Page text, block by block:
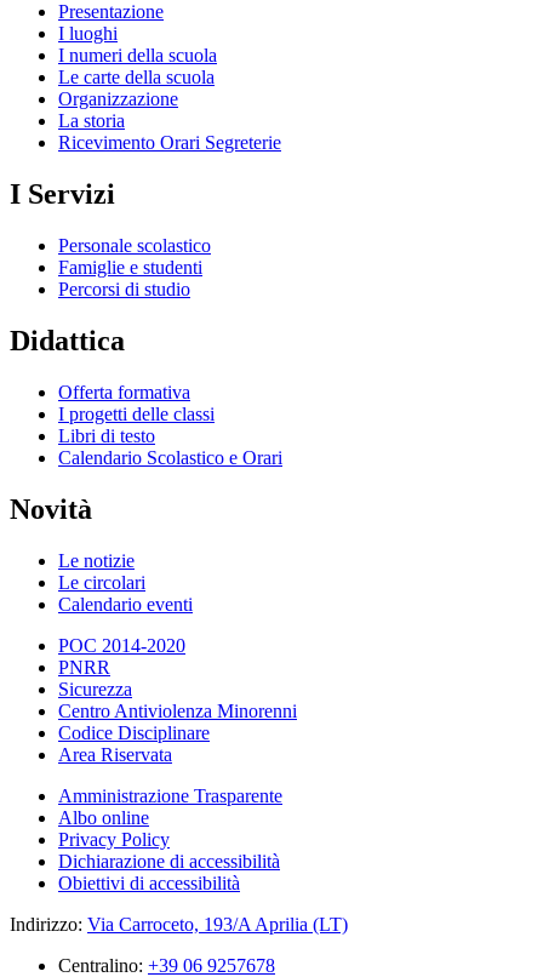
Presentazione
I luoghi
I numeri della scuola
Le carte della scuola
Organizzazione
La storia
Ricevimento Orari Segreterie
I Servizi
Personale scolastico
Famiglie e studenti
Percorsi di studio
Didattica
Offerta formativa
I progetti delle classi
Libri di testo
Calendario Scolastico e Orari
Novità
Le notizie
Le circolari
Calendario eventi
POC 2014-2020
PNRR
Sicurezza
Centro Antiviolenza Minorenni
Codice Disciplinare
Area Riservata
Amministrazione Trasparente
Albo online
Privacy Policy
Dichiarazione di accessibilità
Obiettivi di accessibilità
Indirizzo: Via Carroceto, 193/A Aprilia (LT)
Centralino: +39 06 9257678